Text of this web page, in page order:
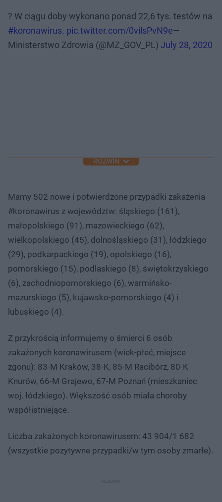
? W ciągu doby wykonano ponad 22,6 tys. testów na
#koronawirus. pic.twitter.com/0vilsPvN9e—
Ministerstwo Zdrowia (@MZ_GOV_PL) July 28, 2020
ROZWIŃ
Mamy 502 nowe i potwierdzone przypadki zakażenia
#koronawirus z województw: śląskiego (161),
małopolskiego (91), mazowieckiego (62),
wielkopolskiego (45), dolnośląskiego (31), łódzkiego
(29), podkarpackiego (19), opolskiego (16),
pomorskiego (15), podlaskiego (8), świętokrzyskiego
(6), zachodniopomorskiego (6), warmińsko-
mazurskiego (5), kujawsko-pomorskiego (4) i
lubuskiego (4).
Z przykrością informujemy o śmierci 6 osób
zakażonych koronawirusem (wiek-płeć, miejsce
zgonu): 83-M Kraków, 38-K, 85-M Racibórz, 80-K
Knurów, 66-M Grajewo, 67-M Poznań (mieszkaniec
woj. łódzkiego). Większość osób miała choroby
współistniejące.
Liczba zakażonych koronawirusem: 43 904/1 682
(wszystkie pozytywne przypadki/w tym osoby zmarłe).